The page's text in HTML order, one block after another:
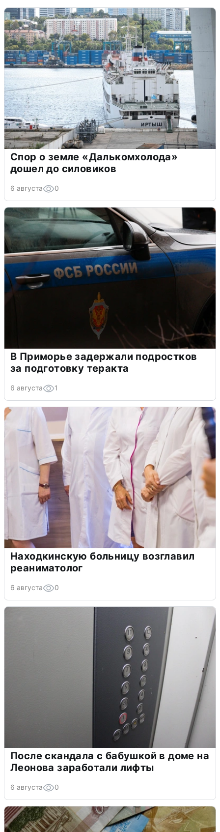
Спор о земле «Далькомхолода»
дошел до силовиков
6 августа 0
В Приморье задержали подростков
за подготовку теракта
6 августа 1
Находкинскую больницу возглавил
реаниматолог
6 августа 0
После скандала с бабушкой в доме на
Леонова заработали лифты
6 августа 0